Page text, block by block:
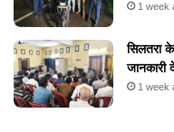
1 week
सिलतरा के
जानकारी
1 week